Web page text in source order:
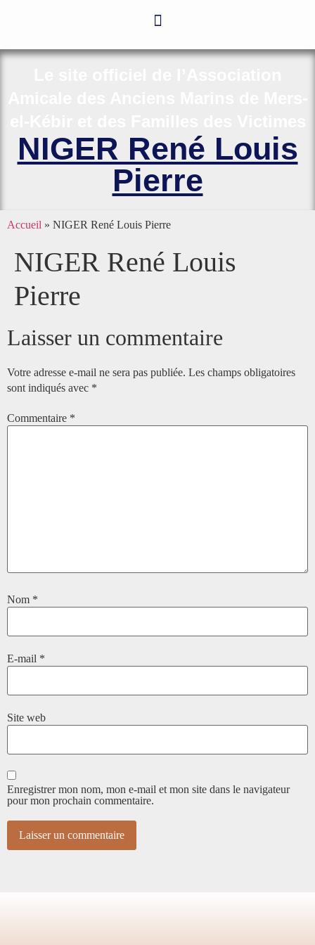
NIGER René Louis
Pierre
Accueil » NIGER René Louis Pierre
NIGER René Louis
Pierre
Laisser un commentaire
Votre adresse e-mail ne sera pas publiée. Les champs obligatoires
sont indiqués avec *
Commentaire *
Nom *
E-mail *
Site web
Enregistrer mon nom, mon e-mail et mon site dans le navigateur
pour mon prochain commentaire.